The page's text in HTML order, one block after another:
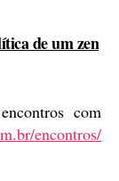
de um zen
com
encontros/